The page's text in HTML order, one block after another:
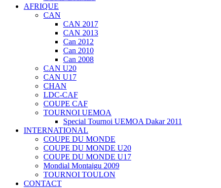
AFRIQUE
CAN
CAN 2017
CAN 2013
Can 2012
Can 2010
Can 2008
CAN U20
CAN U17
CHAN
LDC-CAF
COUPE CAF
TOURNOI UEMOA
Special Tournoi UEMOA Dakar 2011
INTERNATIONAL
COUPE DU MONDE
COUPE DU MONDE U20
COUPE DU MONDE U17
Mondial Montaigu 2009
TOURNOI TOULON
CONTACT